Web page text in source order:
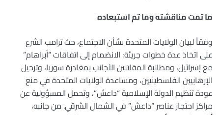
ما تمت مناقشته وما تم استبعاده
وفقاً لبيان الولايات المتحدة بشأن الاجتماع، حث ترامب الشرع
على اتخاذ عدة خطوات جريئة: الانضمام إلى اتفاقات “أبراهام”
مع إسرائيل، ومطالبة المقاتلين الأجانب بمغادرة سوريا، وترحيل
الإرهابيين الفلسطينيين، ومساعدة الولايات المتحدة في منع
عودة تنظيم الدولة الإسلامية “داعش”، وتحمل المسؤولية عن
مراكز احتجاز عناصر “داعش” في الشمال الشرقي. من جانبه،